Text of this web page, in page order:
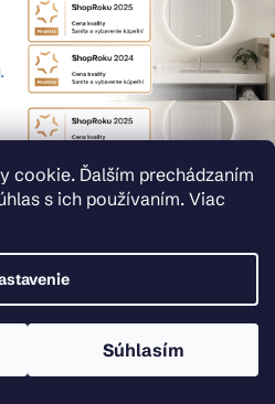
cookie. Ďalším prechádzaním
s ich používaním. Viac
Súhlasím